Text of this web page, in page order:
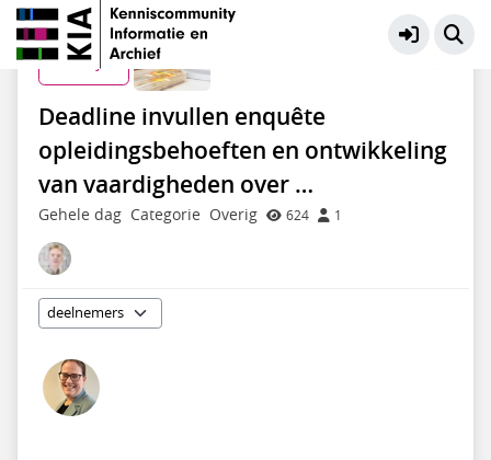
Archiveren en beheren
Deadline invullen enquête
opleidingsbehoeften en ontwikkeling
van vaardigheden over …
Gehele dag Categorie Overig 624 1
Zo 19 jul